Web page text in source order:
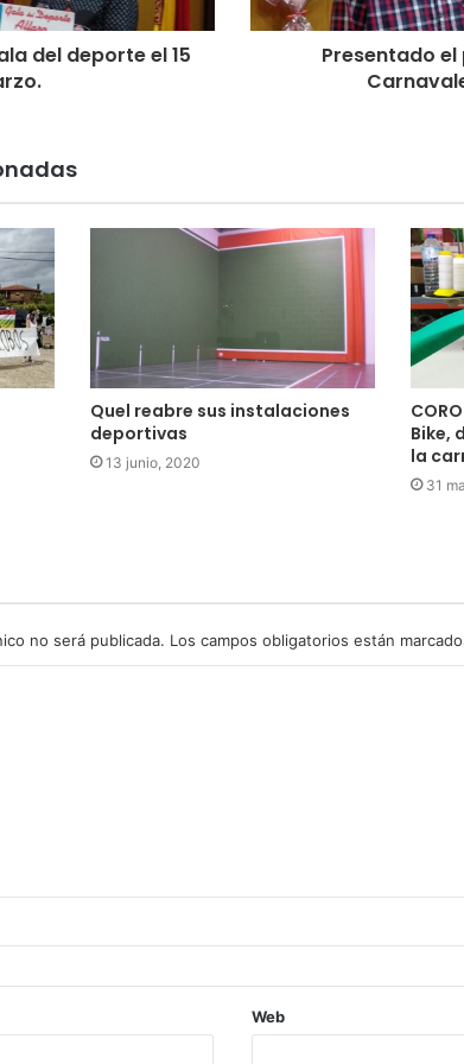
del deporte el 15
Presentado
Quel reabre sus instalaciones
deportivas
13 junio, 2020
Bike,
la
31
no será publicada. Los campos obligatorios están
Web